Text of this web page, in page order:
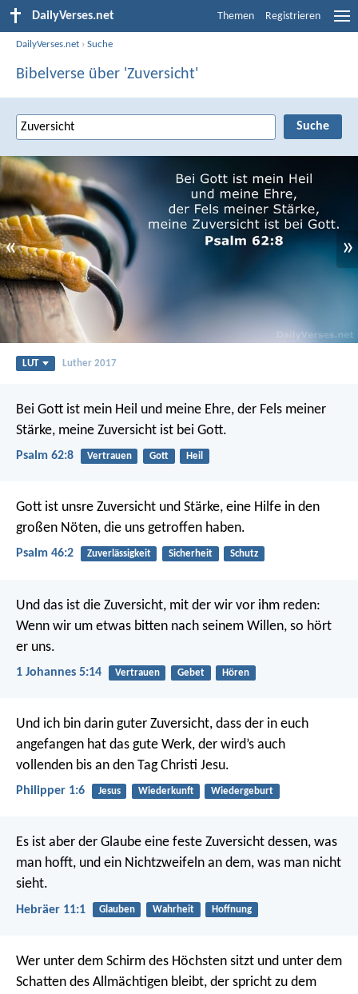
DailyVerses.net Themen Registrieren
DailyVerses.net ›Suche
Bibelverse über 'Zuversicht'
« »
LUT Luther 2017
Bei Gott ist mein Heil und meine Ehre, der Fels meiner
Stärke, meine Zuversicht ist bei Gott.
Psalm 62:8 Vertrauen Gott Heil
Gott ist unsre Zuversicht und Stärke, eine Hilfe in den
großen Nöten, die uns getroffen haben.
Psalm 46:2 Zuverlässigkeit Sicherheit Schutz
Und das ist die Zuversicht, mit der wir vor ihm reden:
Wenn wir um etwas bitten nach seinem Willen, so hört
er uns.
1 Johannes 5:14 Vertrauen Gebet Hören
Und ich bin darin guter Zuversicht, dass der in euch
angefangen hat das gute Werk, der wird’s auch
vollenden bis an den Tag Christi Jesu.
Philipper 1:6 Jesus Wiederkunft Wiedergeburt
Es ist aber der Glaube eine feste Zuversicht dessen, was
man hofft, und ein Nichtzweifeln an dem, was man nicht
sieht.
Hebräer 11:1 Glauben Wahrheit Hoffnung
Wer unter dem Schirm des Höchsten sitzt und unter dem
Schatten des Allmächtigen bleibt, der spricht zu dem